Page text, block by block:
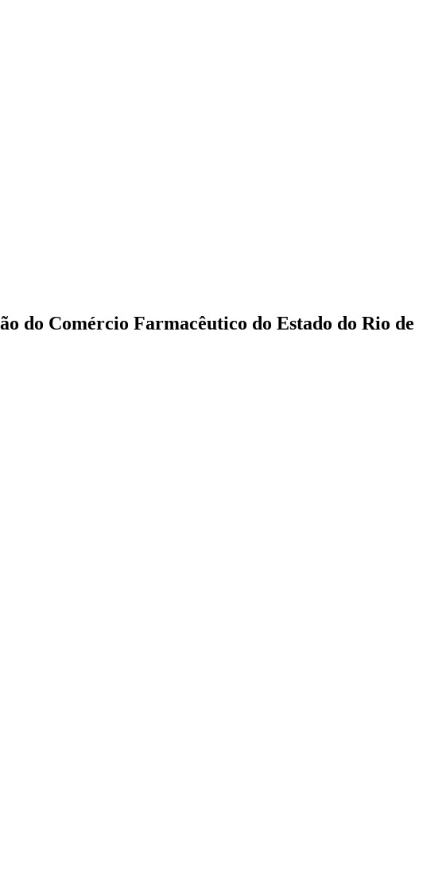
do Comércio Farmacêutico do Estado do Rio de